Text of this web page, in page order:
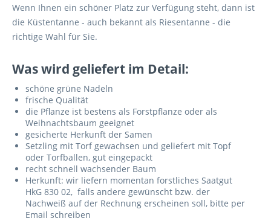
Wenn Ihnen ein schöner Platz zur Verfügung steht, dann ist
die Küstentanne - auch bekannt als Riesentanne - die
richtige Wahl für Sie.
Was wird geliefert im Detail:
schöne grüne Nadeln
frische Qualität
die Pflanze ist bestens als Forstpflanze oder als
Weihnachtsbaum geeignet
gesicherte Herkunft der Samen
Setzling mit Torf gewachsen und geliefert mit Topf
oder Torfballen, gut eingepackt
recht schnell wachsender Baum
Herkunft: wir liefern momentan forstliches Saatgut
HkG 830 02, falls andere gewünscht bzw. der
Nachweiß auf der Rechnung erscheinen soll, bitte per
Email schreiben